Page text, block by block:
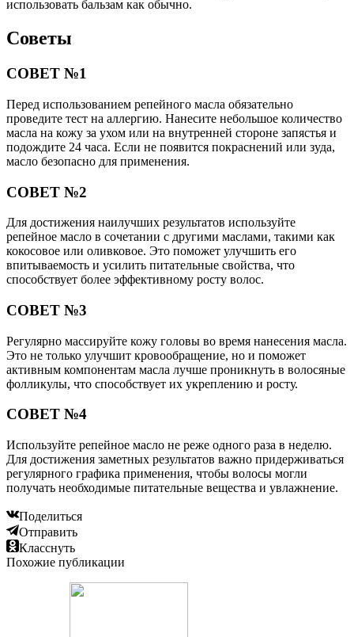
использовать бальзам как обычно.
Советы
СОВЕТ №1
Перед использованием репейного масла обязательно
проведите тест на аллергию. Нанесите небольшое количество
масла на кожу за ухом или на внутренней стороне запястья и
подождите 24 часа. Если не появится покраснений или зуда,
масло безопасно для применения.
СОВЕТ №2
Для достижения наилучших результатов используйте
репейное масло в сочетании с другими маслами, такими как
кокосовое или оливковое. Это поможет улучшить его
впитываемость и усилить питательные свойства, что
способствует более эффективному росту волос.
СОВЕТ №3
Регулярно массируйте кожу головы во время нанесения масла.
Это не только улучшит кровообращение, но и поможет
активным компонентам масла лучше проникнуть в волосяные
фолликулы, что способствует их укреплению и росту.
СОВЕТ №4
Используйте репейное масло не реже одного раза в неделю.
Для достижения заметных результатов важно придерживаться
регулярного графика применения, чтобы волосы могли
получать необходимые питательные вещества и увлажнение.
Поделиться
Отправить
Класснуть
Похожие публикации